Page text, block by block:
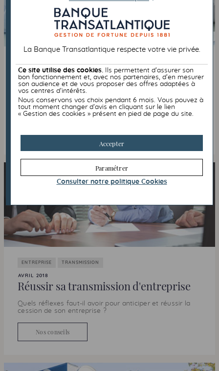
17/07/2018
Transmettre à un tiers
Comment transmettre un bien à une personne
éloignée ?
ENTREPRISE TRANSMISSION
AVRIL 2018
Réussir sa transmission d'entreprise
Quels réflexes faut-il avoir pour anticiper et réussir la
cession de son entreprise ?
Nos conseils
La Banque Transatlantique respecte votre vie privée.
Ce site utilise des cookies. Ils permettent d’assurer son
bon fonctionnement et, avec nos partenaires, d’en mesurer
son audience et de vous proposer des offres adaptées à
vos centres d’intérêts.
Nous conservons vos choix pendant 6 mois. Vous pouvez à
tout moment changer d’avis en cliquant sur le lien
« Gestion des cookies » présent en pied de page du site.
Accepter
Paramétrer
Consulter notre politique Cookies